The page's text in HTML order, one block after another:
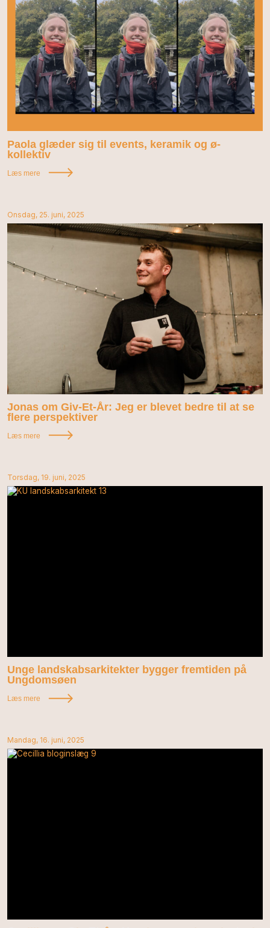
Paola glæder sig til events, keramik og ø-
kollektiv
Læs mere
Onsdag, 25. juni, 2025
Jonas om Giv-Et-År: Jeg er blevet bedre til at se
flere perspektiver
Læs mere
Torsdag, 19. juni, 2025
Unge landskabsarkitekter bygger fremtiden på
Ungdomsøen
Læs mere
Mandag, 16. juni, 2025